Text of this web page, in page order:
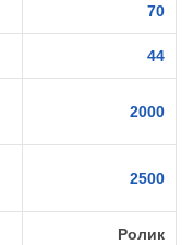
70
44
2000
2500
Ролик